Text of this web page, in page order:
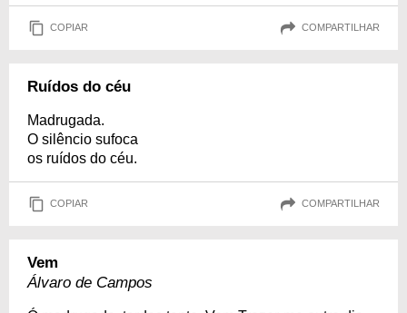
COPIAR COMPARTILHAR
Ruídos do céu
Madrugada.
O silêncio sufoca
os ruídos do céu.
COPIAR COMPARTILHAR
Vem
Álvaro de Campos